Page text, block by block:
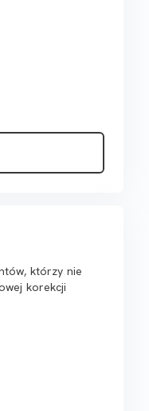
którzy nie
korekcji